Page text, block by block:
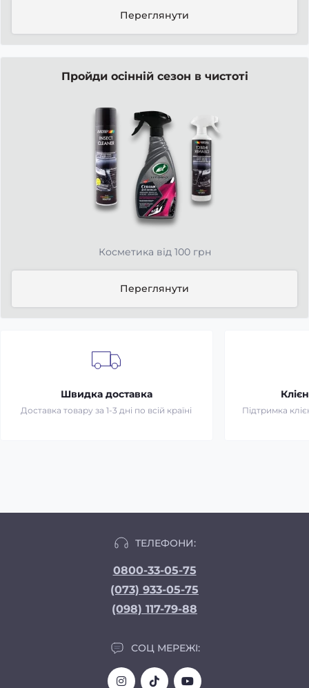
Переглянути
Пройди осінній сезон в чистоті
Косметика від 100 грн
Переглянути
Швидка доставка
Доставка товару за 1-3 дні по всій країні Підтримка
ТЕЛЕФОНИ:
0800-33-05-75
(073) 933-05-75
(098) 117-79-88
СОЦ МЕРЕЖІ: